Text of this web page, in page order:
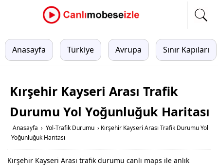
Anasayfa Türkiye Avrupa Sınır Kapıları
Kırşehir Kayseri Arası Trafik
Durumu Yol Yoğunluğuk Haritası
Anasayfa › Yol-Trafik Durumu › Kırşehir Kayseri Arası Trafik Durumu Yol
Yoğunluğuk Haritası
Kırşehir Kayseri Arası trafik durumu canlı maps ile anlık